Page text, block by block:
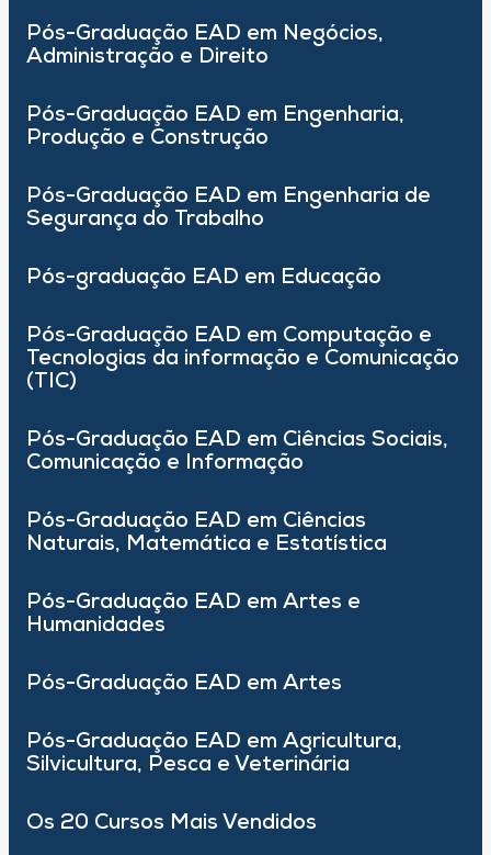
Pós-Graduação EAD em Negócios,
Administração e Direito
Pós-Graduação EAD em Engenharia,
Produção e Construção
Pós-Graduação EAD em Engenharia de
Segurança do Trabalho
Pós-graduação EAD em Educação
Pós-Graduação EAD em Computação e
Tecnologias da informação e Comunicação
(TIC)
Pós-Graduação EAD em Ciências Sociais,
Comunicação e Informação
Pós-Graduação EAD em Ciências
Naturais, Matemática e Estatística
Pós-Graduação EAD em Artes e
Humanidades
Pós-Graduação EAD em Artes
Pós-Graduação EAD em Agricultura,
Silvicultura, Pesca e Veterinária
Os 20 Cursos Mais Vendidos